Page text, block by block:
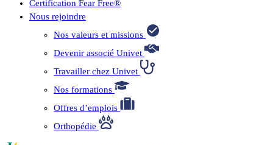
Certification Fear Free®
Nous rejoindre
Nos valeurs et missions
Devenir associé Univet
Travailler chez Univet
Nos formations
Offres d’emplois
Orthopédie